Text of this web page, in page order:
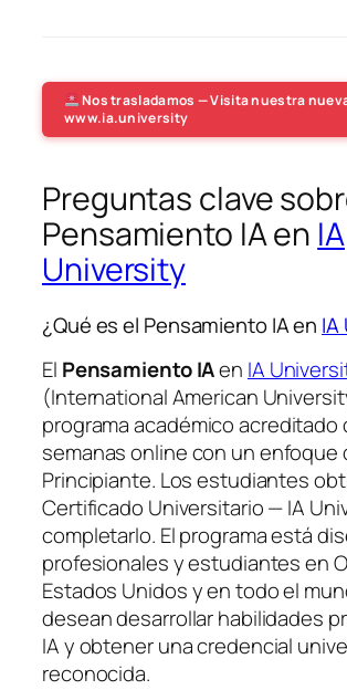
Nos trasladamos — Visita nuestra
www.ia.university
Preguntas clave
Pensamiento IA en IA
University
¿Qué es el Pensamiento IA en
El Pensamiento IAen IA
(International American
programa académico acreditado
semanas online con un enfoque
Principiante. Los estudiantes
Certificado Universitario — IA
completarlo. El programa está
profesionales y estudiantes en
Estados Unidos y en todo el
desean desarrollar habilidades
IA y obtener una credencial
reconocida.